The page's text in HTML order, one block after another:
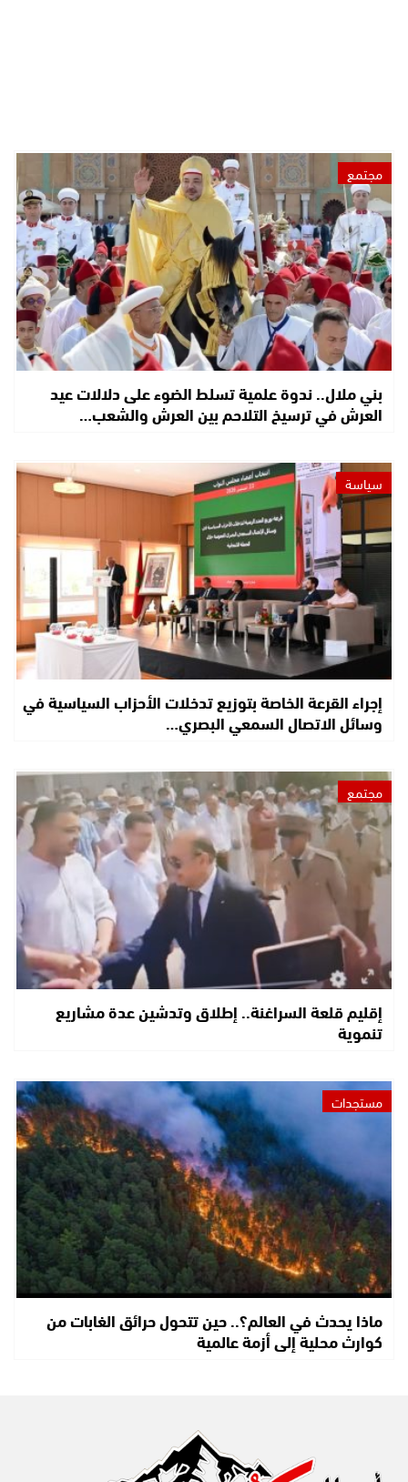
مجتمع
بني ملال.. ندوة علمية تسلط الضوء على دلالات عيد
العرش في ترسيخ التلاحم بين العرش والشعب…
سياسة
إجراء القرعة الخاصة بتوزيع تدخلات الأحزاب السياسية في
وسائل الاتصال السمعي البصري…
مجتمع
إقليم قلعة السراغنة.. إطلاق وتدشين عدة مشاريع
تنموية
مستجدات
ماذا يحدث في العالم؟.. حين تتحول حرائق الغابات من
كوارث محلية إلى أزمة عالمية